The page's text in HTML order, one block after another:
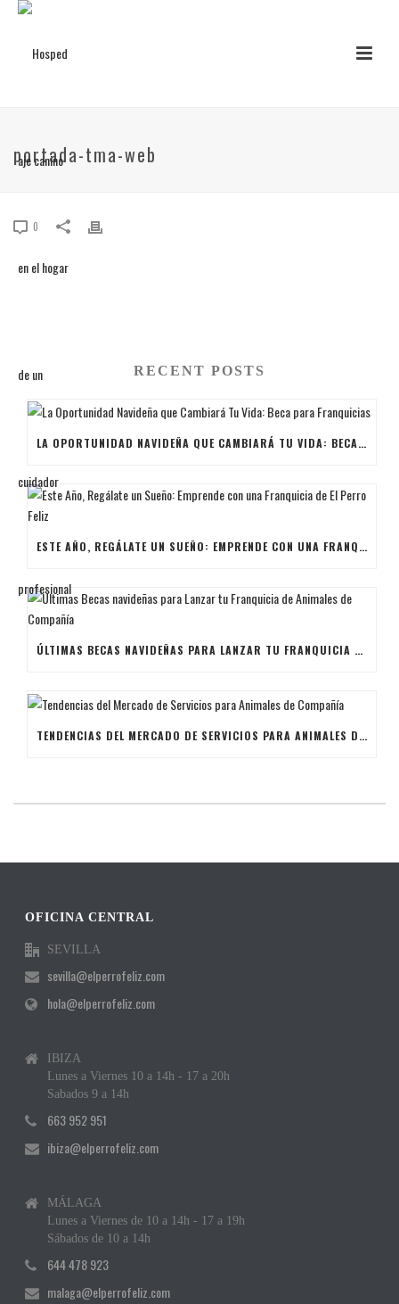
portada-tma-web
0
RECENT POSTS
LA OPORTUNIDAD NAVIDEÑA QUE CAMBIARÁ TU VIDA: BECA PARA FRANQUICIAS
ESTE AÑO, REGÁLATE UN SUEÑO: EMPRENDE CON UNA FRANQUICIA DE EL PERRO FELIZ
ÚLTIMAS BECAS NAVIDEÑAS PARA LANZAR TU FRANQUICIA DE ANIMALES DE COMPAÑÍA
TENDENCIAS DEL MERCADO DE SERVICIOS PARA ANIMALES DE COMPAÑÍA
OFICINA CENTRAL
SEVILLA
sevilla@elperrofeliz.com
hola@elperrofeliz.com
IBIZA
Lunes a Viernes 10 a 14h - 17 a 20h
Sabados 9 a 14h
663 952 951
ibiza@elperrofeliz.com
MÁLAGA
Lunes a Viernes de 10 a 14h - 17 a 19h
Sábados de 10 a 14h
644 478 923
malaga@elperrofeliz.com